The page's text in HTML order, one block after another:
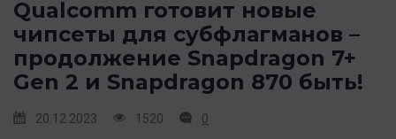
Qualcomm готовит новые
чипсеты для субфлагманов –
продолжение Snapdragon 7+
Gen 2 и Snapdragon 870 быть!
20.12.2023 1520 0